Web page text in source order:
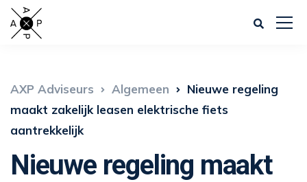
AXP Adviseurs Algemeen
Nieuwe regeling
maakt zakelijk leasen elektrische fiets
aantrekkelijk
Nieuwe regeling maakt